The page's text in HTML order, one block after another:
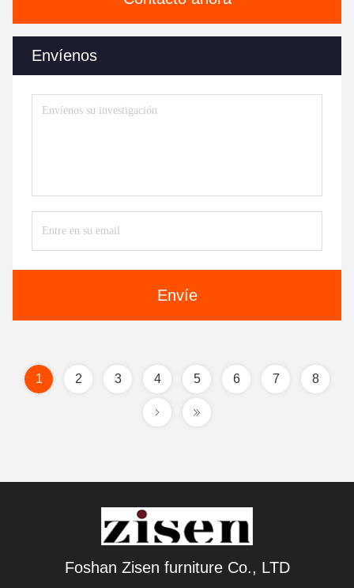
Envíenos
Envíe
1 2 3 4 5 6 7 8
Foshan Zisen furniture Co., LTD